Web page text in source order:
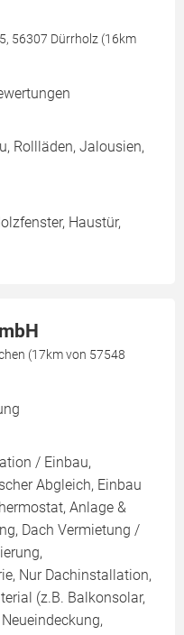
56307 Dürrholz (16km
Rollläden, Jalousien,
Haustür,
(17km von 57548
/ Einbau,
Abgleich, Einbau
Anlage &
Dach Vermietung /
Nur Dachinstallation,
(z.B. Balkonsolar,